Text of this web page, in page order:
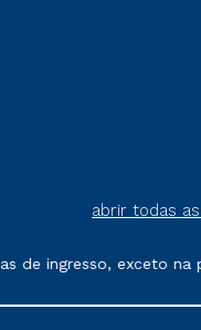
abrir todas
exceto na